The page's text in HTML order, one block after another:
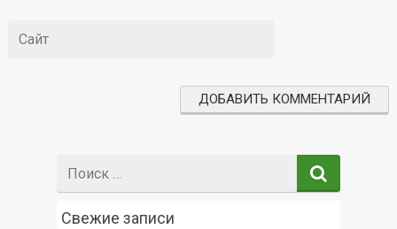
Свежие записи